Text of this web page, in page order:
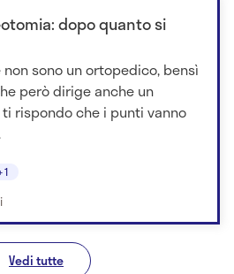
dopo quanto si
sono un ortopedico, bensì
però dirige anche un
rispondo che i punti vanno
Vedi tutte